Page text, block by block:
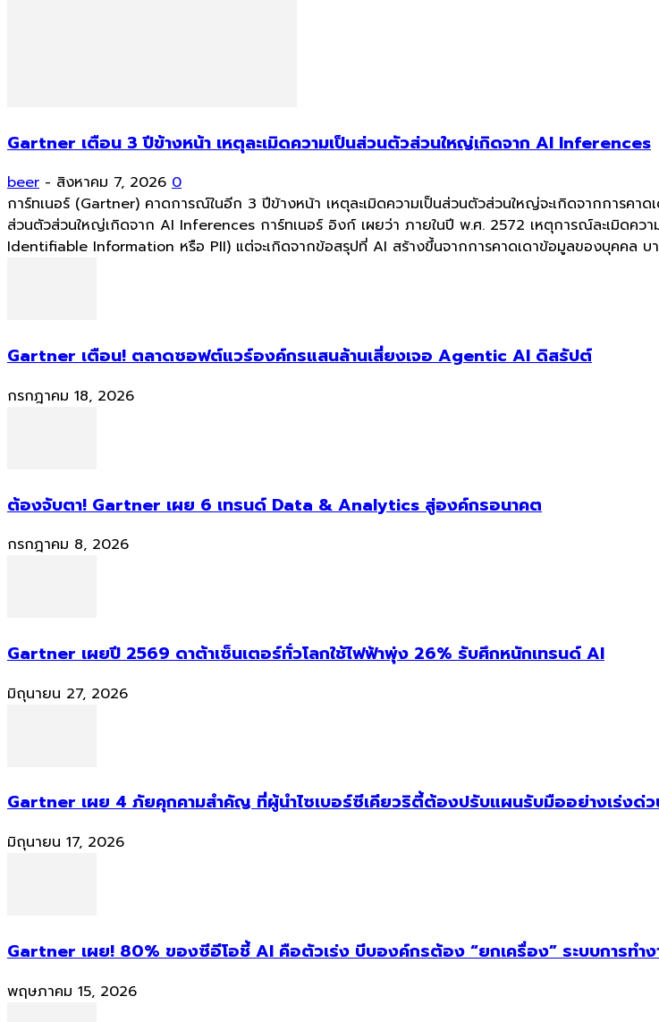
Gartner เตือน 3 ปีข้างหน้า เหตุละเมิดความเป็นส่วนตัวส่วนใหญ่เกิดจาก AI Inferences
beer - สิงหาคม 7, 2026 0
การ์ทเนอร์ (Gartner) คาดการณ์ในอีก 3 ปีข้างหน้า เหตุละเมิดความเป็นส่วนตัวส่วนใหญ่จะเกิดจากการคาด
ส่วนตัวส่วนใหญ่เกิดจาก AI Inferences การ์ทเนอร์ อิงก์ เผยว่า ภายในปี พ.ศ. 2572 เหตุการณ์ละเมิดคว
Identifiable Information หรือ PII) แต่จะเกิดจากข้อสรุปที่ AI สร้างขึ้นจากการคาดเดาข้อมูลของบุคคล บา
Gartner เตือน! ตลาดซอฟต์แวร์องค์กรแสนล้านเสี่ยงเจอ Agentic AI ดิสรัปต์
กรกฎาคม 18, 2026
ต้องจับตา! Gartner เผย 6 เทรนด์ Data & Analytics สู่องค์กรอนาคต
กรกฎาคม 8, 2026
Gartner เผยปี 2569 ดาต้าเซ็นเตอร์ทั่วโลกใช้ไฟฟ้าพุ่ง 26% รับศึกหนักเทรนด์ AI
มิถุนายน 27, 2026
Gartner เผย 4 ภัยคุกคามสำคัญ ที่ผู้นำไซเบอร์ซีเคียวริตี้ต้องปรับแผนรับมืออย่างเร่งด่
มิถุนายน 17, 2026
Gartner เผย! 80% ของซีอีโอชี้ AI คือตัวเร่ง บีบองค์กรต้อง “ยกเครื่อง” ระบบการทำ
พฤษภาคม 15, 2026